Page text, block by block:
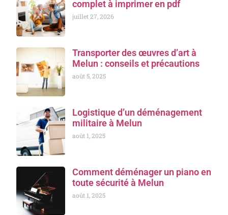
complet à imprimer en pdf
juillet 27, 2026
Transporter des œuvres d’art à
Melun : conseils et précautions
août 5, 2025
Logistique d’un déménagement
militaire à Melun
août 1, 2025
Comment déménager un piano en
toute sécurité à Melun
août 1, 2025